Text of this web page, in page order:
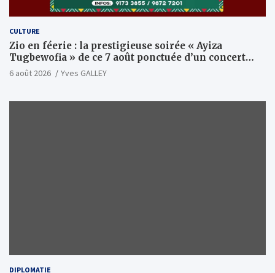
CULTURE
Zio en féerie : la prestigieuse soirée « Ayiza
Tugbewofia » de ce 7 août ponctuée d’un concert
XXL d’anthologie
6 août 2026 Yves GALLEY
DIPLOMATIE